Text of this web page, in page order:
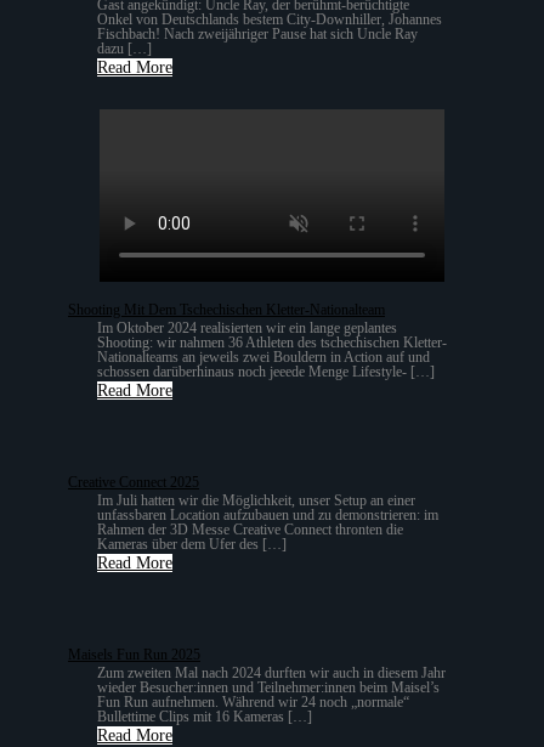
Gast angekündigt: Uncle Ray, der berühmt-berüchtigte
Onkel von Deutschlands bestem City-Downhiller, Johannes
Fischbach! Nach zweijähriger Pause hat sich Uncle Ray
dazu […]
Read More
Shooting Mit Dem Tschechischen Kletter-Nationalteam
Im Oktober 2024 realisierten wir ein lange geplantes
Shooting: wir nahmen 36 Athleten des tschechischen Kletter-
Nationalteams an jeweils zwei Bouldern in Action auf und
schossen darüberhinaus noch jeeede Menge Lifestyle- […]
Read More
Creative Connect 2025
Im Juli hatten wir die Möglichkeit, unser Setup an einer
unfassbaren Location aufzubauen und zu demonstrieren: im
Rahmen der 3D Messe Creative Connect thronten die
Kameras über dem Ufer des […]
Read More
Maisels Fun Run 2025
Zum zweiten Mal nach 2024 durften wir auch in diesem Jahr
wieder Besucher:innen und Teilnehmer:innen beim Maisel’s
Fun Run aufnehmen. Während wir 24 noch „normale“
Bullettime Clips mit 16 Kameras […]
Read More